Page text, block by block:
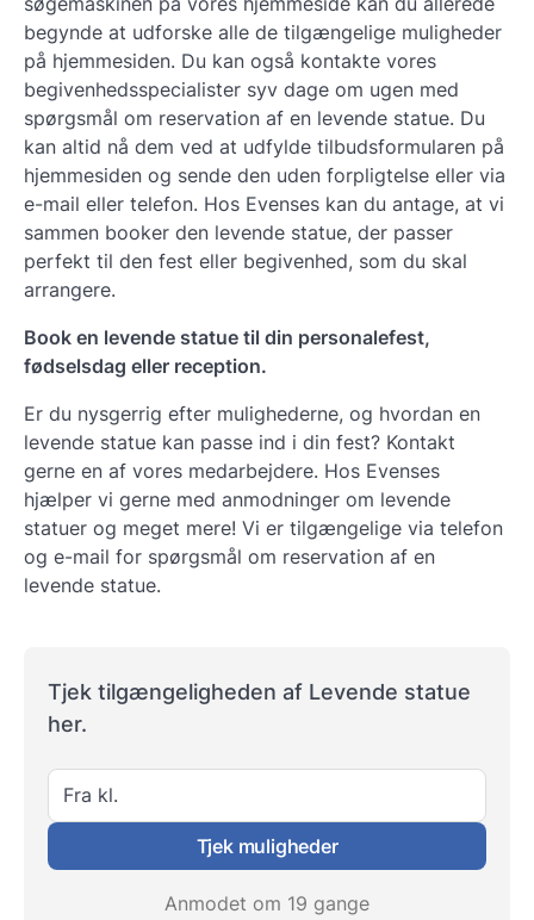
begynde at udforske alle de tilgængelige muligheder
på hjemmesiden. Du kan også kontakte vores
begivenhedsspecialister syv dage om ugen med
spørgsmål om reservation af en levende statue. Du
kan altid nå dem ved at udfylde tilbudsformularen på
hjemmesiden og sende den uden forpligtelse eller via
e-mail eller telefon. Hos Evenses kan du antage, at vi
sammen booker den levende statue, der passer
perfekt til den fest eller begivenhed, som du skal
arrangere.
Book en levende statue til din personalefest,
fødselsdag eller reception.
Er du nysgerrig efter mulighederne, og hvordan en
levende statue kan passe ind i din fest? Kontakt
gerne en af ​​vores medarbejdere. Hos Evenses
hjælper vi gerne med anmodninger om levende
statuer og meget mere! Vi er tilgængelige via telefon
og e-mail for spørgsmål om reservation af en
levende statue.
Tjek tilgængeligheden af Levende statue
her.
Fra kl.
Tjek muligheder
Anmodet om 19 gange